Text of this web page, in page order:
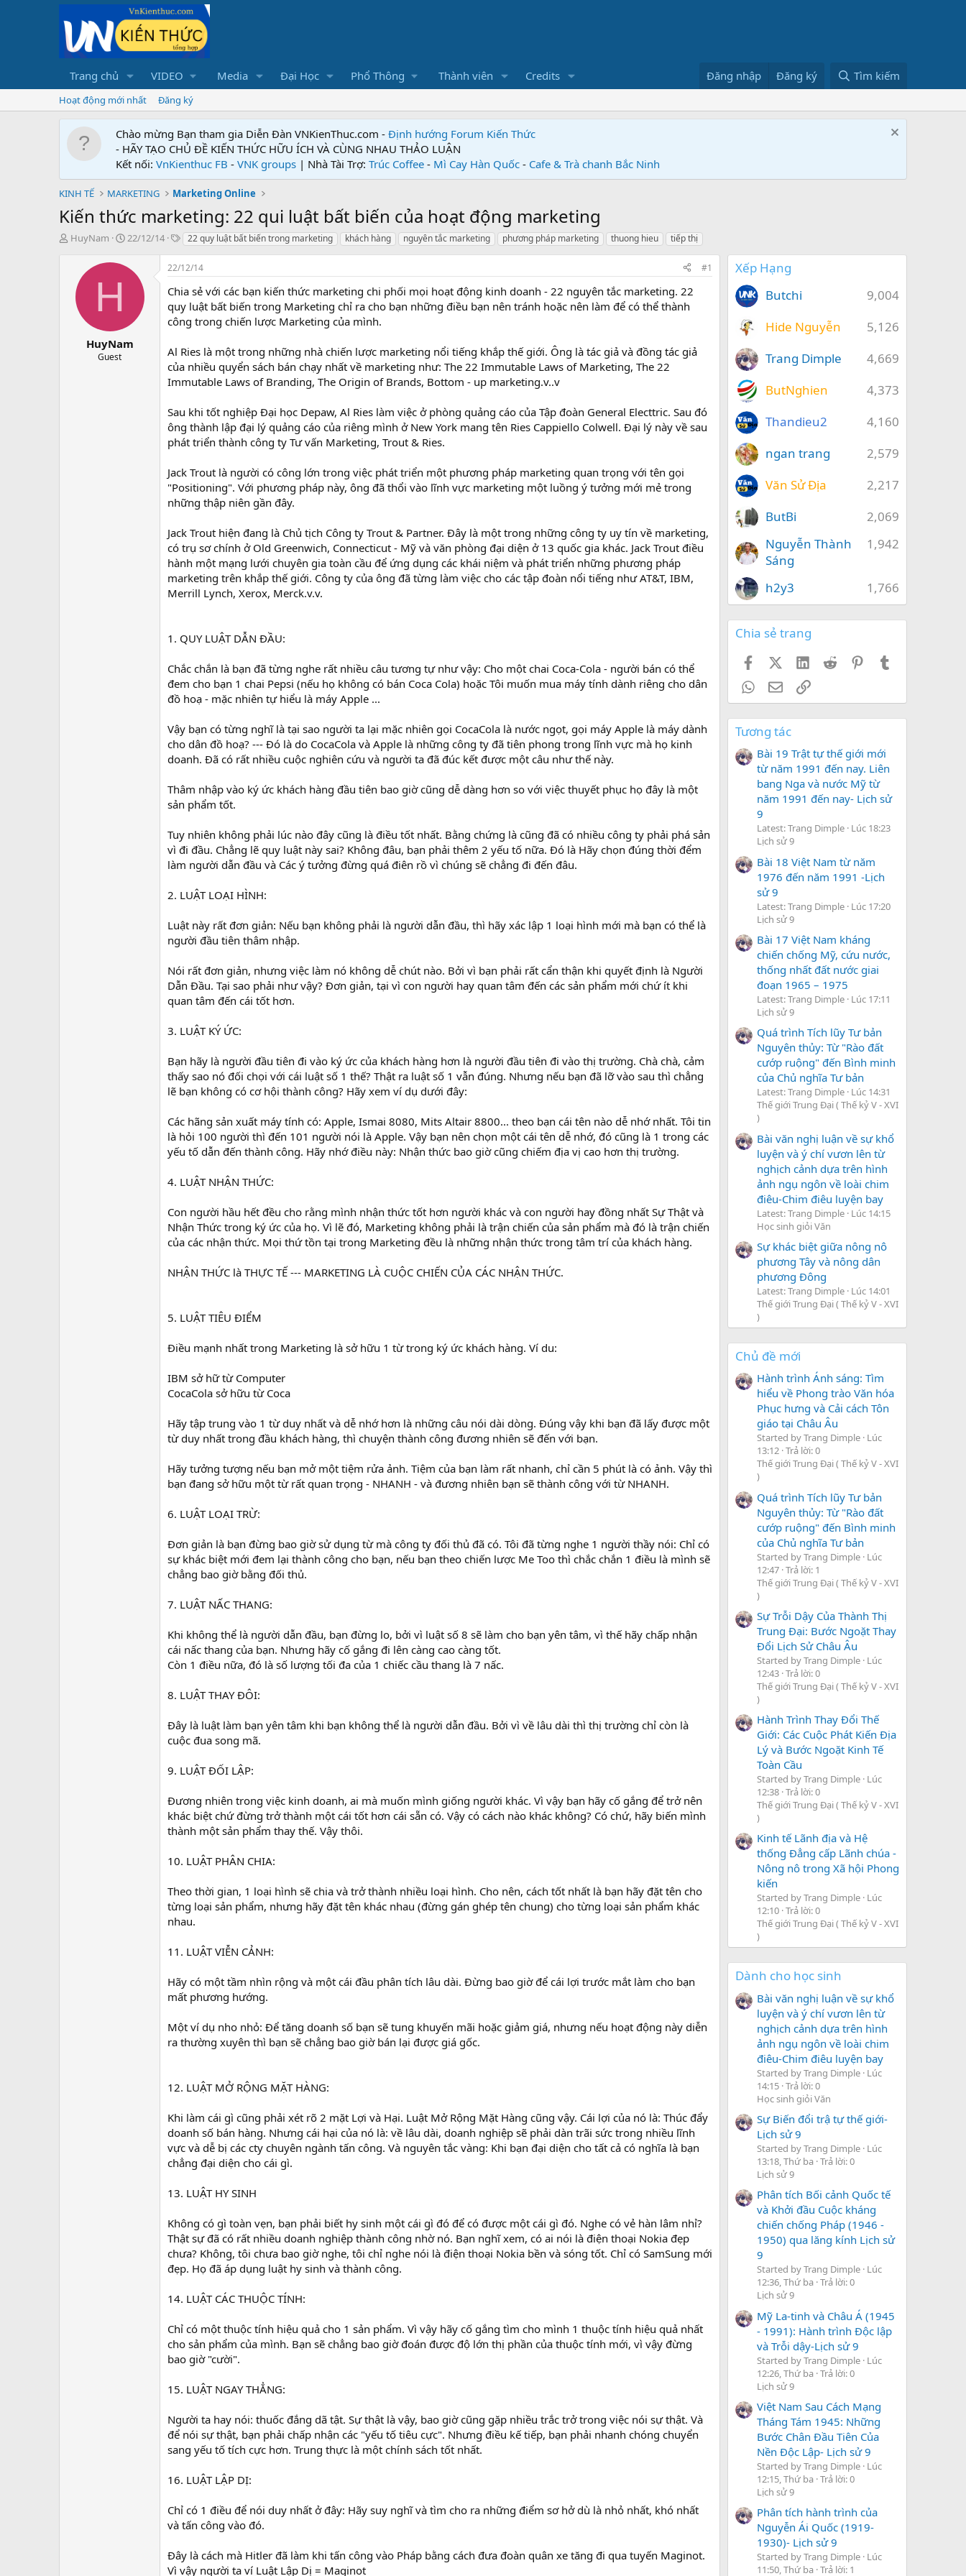
Trang chủ VIDEO Media Đại Học Phổ Thông Thành viên Credits Đăng nhập Đăng ký Tìm kiếm
Hoạt động mới nhất Đăng ký
Chào mừng Bạn tham gia Diễn Đàn VNKienThuc.com - Định hướng Forum Kiến Thức
- HÃY TẠO CHỦ ĐỀ KIẾN THỨC HỮU ÍCH VÀ CÙNG NHAU THẢO LUẬN
Kết nối: VnKienthuc FB - VNK groups | Nhà Tài Trợ: Trúc Coffee - Mì Cay Hàn Quốc - Cafe & Trà chanh Bắc Ninh
KINH TẾ MARKETING Marketing Online
Kiến thức marketing: 22 qui luật bất biến của hoạt động marketing
T
HuyNam
N
22/12/14
T
k
h
ó
a
22 quy luật bất biến trong marketing khách hàng nguyên tắc marketing phương pháp marketing thuong hieu tiếp thị
H
HuyNam
Guest
22/12/14 #1
Chia sẻ với các bạn kiến thức marketing chi phối mọi hoạt động kinh doanh - 22 nguyên tắc marketing. 22
quy luật bất biến trong Marketing chỉ ra cho bạn những điều bạn nên tránh hoặc nên làm để có thể thành
công trong chiến lược Marketing của mình.
Al Ries là một trong những nhà chiến lược marketing nổi tiếng khắp thế giới. Ông là tác giả và đồng tác giả
của nhiều quyển sách bán chạy nhất về marketing như: The 22 Immutable Laws of Marketing, The 22
Immutable Laws of Branding, The Origin of Brands, Bottom - up marketing.v..v
Sau khi tốt nghiệp Đại học Depaw, Al Ries làm việc ở phòng quảng cáo của Tập đoàn General Electtric. Sau đó
ông thành lập đại lý quảng cáo của riêng mình ở New York mang tên Ries Cappiello Colwell. Đại lý này về sau
phát triển thành công ty Tư vấn Marketing, Trout & Ries.
Jack Trout là người có công lớn trong việc phát triển một phương pháp marketing quan trọng với tên gọi
"Positioning". Với phương pháp này, ông đã thổi vào lĩnh vực marketing một luồng ý tưởng mới mẻ trong
những thập niên gần đây.
Jack Trout hiện đang là Chủ tịch Công ty Trout & Partner. Đây là một trong những công ty uy tín về marketing,
có trụ sơ chính ở Old Greenwich, Connecticut - Mỹ và văn phòng đại diện ở 13 quốc gia khác. Jack Trout điều
hành một mạng lưới chuyên gia toàn cầu để ứng dụng các khái niệm và phát triển những phương pháp
marketing trên khắp thế giới. Công ty của ông đã từng làm việc cho các tập đoàn nổi tiếng như AT&T, IBM,
Merrill Lynch, Xerox, Merck.v.v.
1. QUY LUẬT DẪN ĐẦU:
Chắc chắn là bạn đã từng nghe rất nhiều câu tương tự như vậy: Cho một chai Coca-Cola - người bán có thể
đem cho bạn 1 chai Pepsi (nếu họ không có bán Coca Cola) hoặc Tôi muốn mua máy tính dành riêng cho dân
đồ hoạ - mặc nhiên tự hiểu là máy Apple ...
Vậy bạn có từng nghĩ là tại sao người ta lại mặc nhiên gọi CocaCola là nước ngọt, gọi máy Apple là máy dành
cho dân đồ hoạ? --- Đó là do CocaCola và Apple là những công ty đã tiên phong trong lĩnh vực mà họ kinh
doanh. Đã có rất nhiều cuộc nghiên cứu và người ta đã đúc kết được một câu như thế này.
Thâm nhập vào ký ức khách hàng đầu tiên bao giờ cũng dễ dàng hơn so với việc thuyết phục họ đây là một
sản phẩm tốt.
Tuy nhiên không phải lúc nào đây cũng là điều tốt nhất. Bằng chứng là cũng đã có nhiều công ty phải phá sản
vì đi đầu. Chẳng lẽ quy luật này sai? Không đâu, bạn phải thêm 2 yếu tố nữa. Đó là Hãy chọn đúng thời đểm
làm người dẫn đầu và Các ý tưởng đừng quá điên rồ vì chúng sẽ chẳng đi đến đâu.
2. LUẬT LOẠI HÌNH:
Luật này rất đơn giản: Nếu bạn không phải là người dẫn đầu, thì hãy xác lập 1 loại hình mới mà bạn có thể là
người đầu tiên thâm nhập.
Nói rất đơn giản, nhưng việc làm nó không dễ chút nào. Bởi vì bạn phải rất cẩn thận khi quyết định là Người
Dẫn Đầu. Tại sao phải như vậy? Đơn giản, tại vì con người hay quan tâm đến các sản phẩm mới chứ ít khi
quan tâm đến cái tốt hơn.
3. LUẬT KÝ ỨC:
Bạn hãy là người đầu tiên đi vào ký ức của khách hàng hơn là người đầu tiên đi vào thị trường. Chà chà, cảm
thấy sao nó đối chọi với cái luật số 1 thế? Thật ra luật số 1 vẫn đúng. Nhưng nếu bạn đã lỡ vào sau thì chẳng
lẽ bạn không có cơ hội thành công? Hãy xem ví dụ dưới đây:
Các hãng sản xuất máy tính có: Apple, Ismai 8080, Mits Altair 8800... theo bạn cái tên nào dễ nhớ nhất. Tôi tin
là hỏi 100 người thì đến 101 người nói là Apple. Vậy bạn nên chọn một cái tên dễ nhớ, đó cũng là 1 trong các
yếu tố dẫn đến thành công. Hãy nhớ điều này: Nhận thức bao giờ cũng chiếm địa vị cao hơn thị trường.
4. LUẬT NHẬN THỨC:
Con người hầu hết đều cho rằng mình nhận thức tốt hơn người khác và con người hay đồng nhất Sự Thật và
Nhận Thức trong ký ức của họ. Vì lẽ đó, Marketing không phải là trận chiến của sản phẩm mà đó là trận chiến
của các nhận thức. Mọi thứ tồn tại trong Marketing đều là những nhận thức trong tâm trí của khách hàng.
NHẬN THỨC là THỰC TẾ --- MARKETING LÀ CUỘC CHIẾN CỦA CÁC NHẬN THỨC.
5. LUẬT TIÊU ĐIỂM
Điều mạnh nhất trong Marketing là sở hữu 1 từ trong ký ức khách hàng. Ví du:
IBM sở hữ từ Computer
CocaCola sở hữu từ Coca
Hãy tập trung vào 1 từ duy nhất và dễ nhớ hơn là những câu nói dài dòng. Đúng vậy khi bạn đã lấy được một
từ duy nhất trong đầu khách hàng, thì chuyện thành công đương nhiên sẽ đến với bạn.
Hãy tưởng tượng nếu bạn mở một tiệm rửa ảnh. Tiệm của bạn làm rất nhanh, chỉ cần 5 phút là có ảnh. Vậy thì
bạn đang sở hữu một từ rất quan trọng - NHANH - và đương nhiên bạn sẽ thành công với từ NHANH.
6. LUẬT LOẠI TRỪ:
Đơn giản là bạn đừng bao giờ sử dụng từ mà công ty đối thủ đã có. Tôi đã từng nghe 1 người thầy nói: Chỉ có
sự khác biệt mới đem lại thành công cho bạn, nếu bạn theo chiến lược Me Too thì chắc chắn 1 điều là mình sẽ
chẳng bao giờ bằng đối thủ.
7. LUẬT NẤC THANG:
Khi không thể là người dẫn đầu, bạn đừng lo, bởi vì luật số 8 sẽ làm cho bạn yên tâm, vì thế hãy chấp nhận
cái nấc thang của bạn. Nhưng hãy cố gắng đi lên càng cao càng tốt.
Còn 1 điều nữa, đó là số lượng tối đa của 1 chiếc cầu thang là 7 nấc.
8. LUẬT THAY ĐÔI:
Đây là luật làm bạn yên tâm khi bạn không thể là người dẫn đầu. Bởi vì về lâu dài thì thị trường chỉ còn là
cuộc đua song mã.
9. LUẬT ĐỐI LẬP:
Đương nhiên trong việc kinh doanh, ai mà muốn mình giống người khác. Vì vậy bạn hãy cố gắng để trở nên
khác biệt chứ đừng trở thành một cái tốt hơn cái sẵn có. Vậy có cách nào khác không? Có chứ, hãy biến mình
thành một sản phẩm thay thế. Vậy thôi.
10. LUẬT PHÂN CHIA:
Theo thời gian, 1 loại hình sẽ chia và trở thành nhiều loại hình. Cho nên, cách tốt nhất là bạn hãy đặt tên cho
từng loại sản phẩm, nhưng hãy đặt tên khác nhau (đừng gán ghép tên chung) cho từng loại sản phẩm khác
nhau.
11. LUẬT VIỄN CẢNH:
Hãy có một tầm nhìn rộng và một cái đầu phân tích lâu dài. Đừng bao giờ để cái lợi trước mắt làm cho bạn
mất phương hướng.
Một ví dụ nho nhỏ: Để tăng doanh số bạn sẽ tung khuyến mãi hoặc giảm giá, nhưng nếu hoạt động này diễn
ra thường xuyên thì bạn sẽ chẳng bao giờ bán lại được giá gốc.
12. LUẬT MỞ RỘNG MẶT HÀNG:
Khi làm cái gì cũng phải xét rõ 2 mặt Lợi và Hại. Luật Mở Rộng Mặt Hàng cũng vậy. Cái lợi của nó là: Thúc đẩy
doanh số bán hàng. Nhưng cái hại của nó là: về lâu dài, doanh nghiệp sẽ phải dàn trãi sức trong nhiều lĩnh
vực và dễ bị các cty chuyên ngành tấn công. Và nguyên tắc vàng: Khi bạn đại diện cho tất cả có nghĩa là bạn
chẳng đại diện cho cái gì.
13. LUẬT HY SINH
Không có gì toàn vẹn, bạn phải biết hy sinh một cái gì đó để có được một cái gì đó. Nghe có vẻ hàn lâm nhỉ?
Thật sự đã có rất nhiều doanh nghiệp thành công nhờ nó. Bạn nghĩ xem, có ai nói là điện thoại Nokia đẹp
chưa? Không, tôi chưa bao giờ nghe, tôi chỉ nghe nói là điện thoại Nokia bền và sóng tốt. Chỉ có SamSung mới
đẹp. Họ đã áp dụng luật hy sinh và thành công.
14. LUẬT CÁC THUỘC TÍNH:
Chỉ có một thuộc tính hiệu quả cho 1 sản phẩm. Vì vậy hãy cố gắng tìm cho mình 1 thuộc tính hiệu quả nhất
cho sản phẩm của mình. Bạn sẽ chẳng bao giờ đoán được độ lớn thị phần của thuộc tính mới, vì vậy đừng
bao giờ "cười".
15. LUẬT NGAY THẲNG:
Người ta hay nói: thuốc đắng dã tật. Sự thật là vậy, bao giờ cũng gặp nhiều trắc trở trong việc nói sự thật. Và
để nói sự thật, bạn phải chấp nhận các "yếu tố tiêu cực". Nhưng điều kế tiếp, bạn phải nhanh chóng chuyển
sang yếu tố tích cực hơn. Trung thực là một chính sách tốt nhất.
16. LUẬT LẬP DỊ:
Chỉ có 1 điều để nói duy nhất ở đây: Hãy suy nghĩ và tìm cho ra những điểm sơ hở dù là nhỏ nhất, khó nhất
và tấn công vào đó.
Đây là cách mà Hitler đã làm khi tấn công vào Pháp bằng cách đưa đoàn quân xe tăng đi qua tuyến Maginot.
Vì vậy người ta ví Luật Lập Dị = Maginot
Xếp Hạng
9,004
Butchi
5,126
Hide Nguyễn
4,669
Trang Dimple
4,373
ButNghien
4,160
Thandieu2
2,579
ngan trang
2,217
Văn Sử Địa
2,069
ButBi
1,942
Nguyễn Thành
Sáng
1,766
h2y3
Chia sẻ trang
FacebookX (Twitter)
LinkedIn
Reddit Pinterest
WhatsApp
EmailLink
Tương tác
Bài 19 Trật tự thế giới mới
từ năm 1991 đến nay. Liên
bang Nga và nước Mỹ từ
năm 1991 đến nay- Lịch sử
9
Latest: Trang Dimple Lúc 18:23
Lịch sử 9
Bài 18 Việt Nam từ năm
1976 đến năm 1991 -Lịch
sử 9
Latest: Trang Dimple Lúc 17:20
Lịch sử 9
Bài 17 Việt Nam kháng
chiến chống Mỹ, cứu nước,
thống nhất đất nước giai
đoạn 1965 – 1975
Latest: Trang Dimple Lúc 17:11
Lịch sử 9
Quá trình Tích lũy Tư bản
Nguyên thủy: Từ "Rào đất
cướp ruộng" đến Bình minh
của Chủ nghĩa Tư bản
Latest: Trang Dimple Lúc 14:31
Thế giới Trung Đại ( Thế kỷ V - XVI
)
Bài văn nghị luận về sự khổ
luyện và ý chí vươn lên từ
nghịch cảnh dựa trên hình
ảnh ngụ ngôn về loài chim
điêu-Chim điêu luyện bay
Latest: Trang Dimple Lúc 14:15
Học sinh giỏi Văn
Sự khác biệt giữa nông nô
phương Tây và nông dân
phương Đông
Latest: Trang Dimple Lúc 14:01
Thế giới Trung Đại ( Thế kỷ V - XVI
)
Chủ đề mới
Hành trình Ánh sáng: Tìm
hiểu về Phong trào Văn hóa
Phục hưng và Cải cách Tôn
giáo tại Châu Âu
Started by Trang Dimple Lúc
13:12 Trả lời: 0
Thế giới Trung Đại ( Thế kỷ V - XVI
)
Quá trình Tích lũy Tư bản
Nguyên thủy: Từ "Rào đất
cướp ruộng" đến Bình minh
của Chủ nghĩa Tư bản
Started by Trang Dimple Lúc
12:47 Trả lời: 1
Thế giới Trung Đại ( Thế kỷ V - XVI
)
Sự Trỗi Dậy Của Thành Thị
Trung Đại: Bước Ngoặt Thay
Đổi Lịch Sử Châu Âu
Started by Trang Dimple Lúc
12:43 Trả lời: 0
Thế giới Trung Đại ( Thế kỷ V - XVI
)
Hành Trình Thay Đổi Thế
Giới: Các Cuộc Phát Kiến Địa
Lý và Bước Ngoặt Kinh Tế
Toàn Cầu
Started by Trang Dimple Lúc
12:38 Trả lời: 0
Thế giới Trung Đại ( Thế kỷ V - XVI
)
Kinh tế Lãnh địa và Hệ
thống Đẳng cấp Lãnh chúa -
Nông nô trong Xã hội Phong
kiến
Started by Trang Dimple Lúc
12:10 Trả lời: 0
Thế giới Trung Đại ( Thế kỷ V - XVI
)
Dành cho học sinh
Bài văn nghị luận về sự khổ
luyện và ý chí vươn lên từ
nghịch cảnh dựa trên hình
ảnh ngụ ngôn về loài chim
điêu-Chim điêu luyện bay
Started by Trang Dimple Lúc
14:15 Trả lời: 0
Học sinh giỏi Văn
Sự Biến đổi trậ tự thế giới-
Lịch sử 9
Started by Trang Dimple Lúc
13:18, Thứ ba Trả lời: 0
Lịch sử 9
Phân tích Bối cảnh Quốc tế
và Khởi đầu Cuộc kháng
chiến chống Pháp (1946 -
1950) qua lăng kính Lịch sử
9
Started by Trang Dimple Lúc
12:36, Thứ ba Trả lời: 0
Lịch sử 9
Mỹ La-tinh và Châu Á (1945
- 1991): Hành trình Độc lập
và Trỗi dậy-Lịch sử 9
Started by Trang Dimple Lúc
12:26, Thứ ba Trả lời: 0
Lịch sử 9
Việt Nam Sau Cách Mạng
Tháng Tám 1945: Những
Bước Chân Đầu Tiên Của
Nền Độc Lập- Lịch sử 9
Started by Trang Dimple Lúc
12:15, Thứ ba Trả lời: 0
Lịch sử 9
Phân tích hành trình của
Nguyễn Ái Quốc (1919-
1930)- Lịch sử 9
Started by Trang Dimple Lúc
11:50, Thứ ba Trả lời: 1